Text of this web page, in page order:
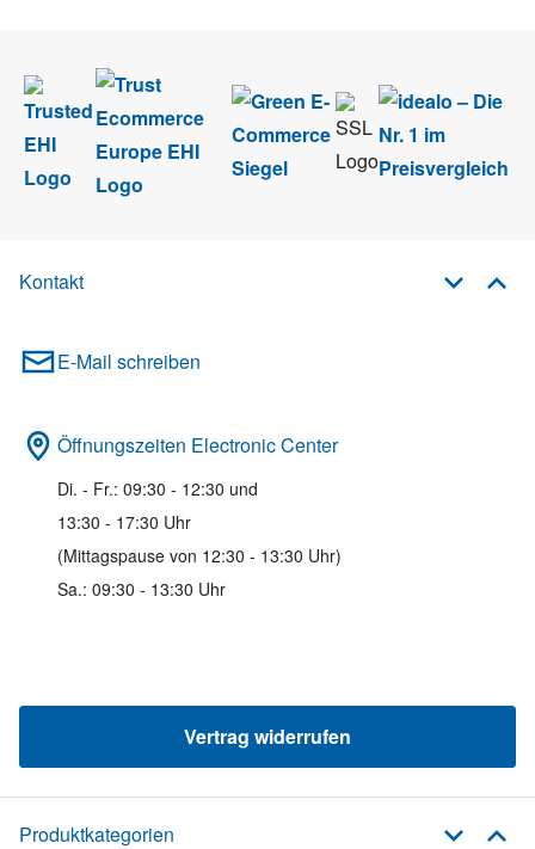
Kontakt
E-Mail schreiben
Öffnungszeiten Electronic Center
Di. - Fr.: 09:30 - 12:30 und
13:30 - 17:30 Uhr
(Mittagspause von 12:30 - 13:30 Uhr)
Sa.: 09:30 - 13:30 Uhr
Vertrag widerrufen
Produktkategorien